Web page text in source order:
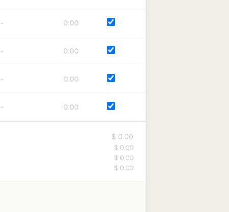
0:00
0:00
0:00
0:00
$ 0.00
$ 0.00
$ 0.00
$ 0.00